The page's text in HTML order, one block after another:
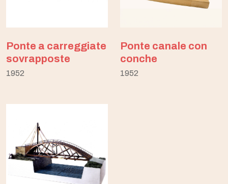
Ponte a carreggiate
sovrapposte
1952
Ponte canale con
conche
1952